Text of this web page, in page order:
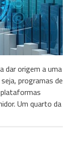
dar origem a uma
programas de
Um quarto da